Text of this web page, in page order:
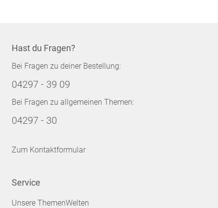
Hast du Fragen?
Bei Fragen zu deiner Bestellung:
04297 - 39 09
Bei Fragen zu allgemeinen Themen:
04297 - 30
Zum Kontaktformular
Service
Unsere ThemenWelten